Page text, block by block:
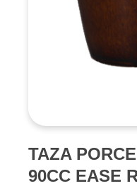
TAZA
90CC EASE